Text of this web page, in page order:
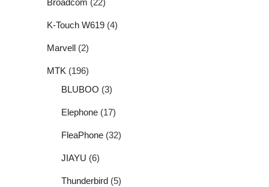
K-Touch W619 (4)
Marvell (2)
MTK (196)
BLUBOO (3)
Elephone (17)
FleaPhone (32)
JIAYU (6)
Thunderbird (5)